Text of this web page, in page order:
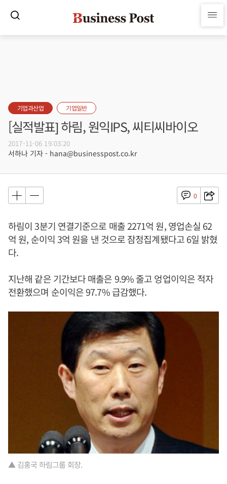
기업과산업 기업일반
[실적발표] 하림, 원익IPS, 씨티씨바이오
2017-11-06 19:03:20
서하나 기자 - hana@businesspost.co.kr
0
하림이 3분기 연결기준으로 매출 2271억 원, 영업손실 62
억 원, 순이익 3억 원을 낸 것으로 잠정집계됐다고 6일 밝혔
다.
지난해 같은 기간보다 매출은 9.9% 줄고 엉업이익은 적자
전환했으며 순이익은 97.7% 급감했다.
▲ 김홍국 하림그룹 회장.